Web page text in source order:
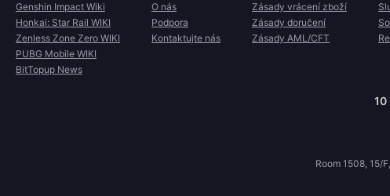
Genshin Impact Wiki
Honkai: Star Rail WIKI
Zenless Zone Zero WIKI
PUBG Mobile WIKI
BitTopup News
O nás
Podpora
Kontaktujte nás
Zásady vrácení zboží
Zásady doručení
Zásady AML/CFT
10
Room 1508, 15/